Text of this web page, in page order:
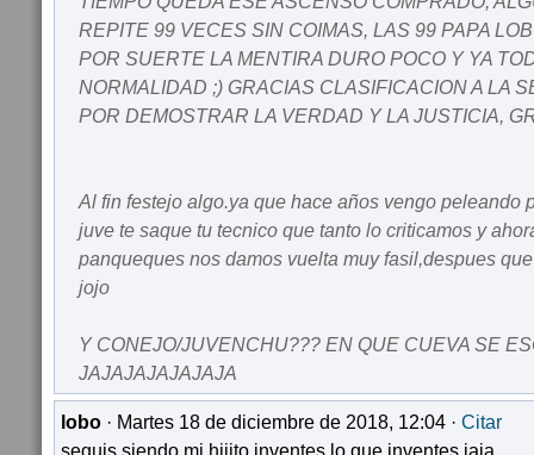
REPITE 99 VECES SIN COIMAS, LAS 99 PAPA
POR SUERTE LA MENTIRA DURO POCO Y YA
NORMALIDAD ;) GRACIAS CLASIFICACION A LA
POR DEMOSTRAR LA VERDAD Y LA JUSTICIA,
Al fin festejo algo.ya que hace años vengo peleando
juve te saque tu tecnico que tanto lo criticamos y
panqueques nos damos vuelta muy fasil,despues
jojo
Y CONEJO/JUVENCHU??? EN QUE CUEVA SE
JAJAJAJAJAJAJA
lobo · Martes 18 de diciembre de 2018, 12:04 · Citar
seguis siendo mi hijito inventes lo que inventes jaja